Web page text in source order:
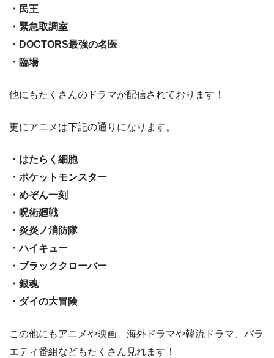
・民王
・緊急取調室
・DOCTORS最強の名医
・臨場
他にもたくさんのドラマが配信されております！
更にアニメは下記の通りになります。
・はたらく細胞
・ポケットモンスター
・めぞん一刻
・呪術廻戦
・炎炎ノ消防隊
・ハイキュー
・ブラッククローバー
・銀魂
・ダイの大冒険
この他にもアニメや映画、海外ドラマや韓流ドラマ、バラ
エティ番組などもたくさん見れます！